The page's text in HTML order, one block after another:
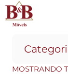
MOSTRANDO